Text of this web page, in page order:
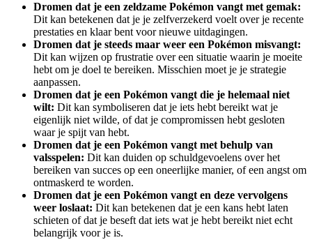
Dromen dat je een zeldzame Pokémon vangt met gemak:
Dit kan betekenen dat je je zelfverzekerd voelt over je recente
prestaties en klaar bent voor nieuwe uitdagingen.
Dromen dat je steeds maar weer een Pokémon misvangt:
Dit kan wijzen op frustratie over een situatie waarin je moeite
hebt om je doel te bereiken. Misschien moet je je strategie
aanpassen.
Dromen dat je een Pokémon vangt die je helemaal niet
wilt: Dit kan symboliseren dat je iets hebt bereikt wat je
eigenlijk niet wilde, of dat je compromissen hebt gesloten
waar je spijt van hebt.
Dromen dat je een Pokémon vangt met behulp van
valsspelen: Dit kan duiden op schuldgevoelens over het
bereiken van succes op een oneerlijke manier, of een angst om
ontmaskerd te worden.
Dromen dat je een Pokémon vangt en deze vervolgens
weer loslaat: Dit kan betekenen dat je een kans hebt laten
schieten of dat je beseft dat iets wat je hebt bereikt niet echt
belangrijk voor je is.